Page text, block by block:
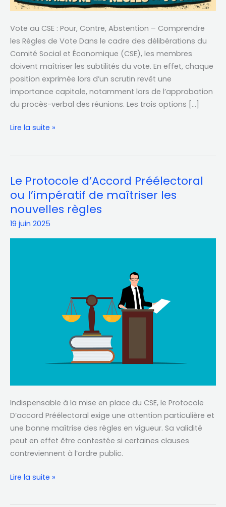
Vote au CSE : Pour, Contre, Abstention – Comprendre
les Règles de Vote Dans le cadre des délibérations du
Comité Social et Économique (CSE), les membres
doivent maîtriser les subtilités du vote. En effet, chaque
position exprimée lors d’un scrutin revêt une
importance capitale, notamment lors de l’approbation
du procès-verbal des réunions. Les trois options […]
Lire la suite »
Le Protocole d’Accord Préélectoral
ou l’impératif de maîtriser les
nouvelles règles
19 juin 2025
Indispensable à la mise en place du CSE, le Protocole
D’accord Préélectoral exige une attention particulière et
une bonne maîtrise des règles en vigueur. Sa validité
peut en effet être contestée si certaines clauses
contreviennent à l’ordre public.
Le
Protocole
d’Accord
ou
Lire la suite »